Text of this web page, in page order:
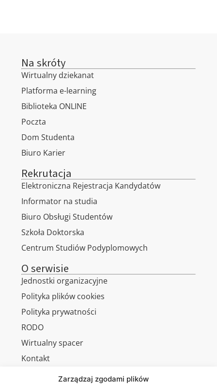
Zarządzaj zgodami plików
Na skróty
Wirtualny dziekanat
Platforma e-learning
Biblioteka ONLINE
Poczta
Dom Studenta
Biuro Karier
Rekrutacja
Elektroniczna Rejestracja Kandydatów
Informator na studia
Biuro Obsługi Studentów
Szkoła Doktorska
Centrum Studiów Podyplomowych
O serwisie
Jednostki organizacyjne
Polityka plików cookies
Polityka prywatności
RODO
Wirtualny spacer
Kontakt